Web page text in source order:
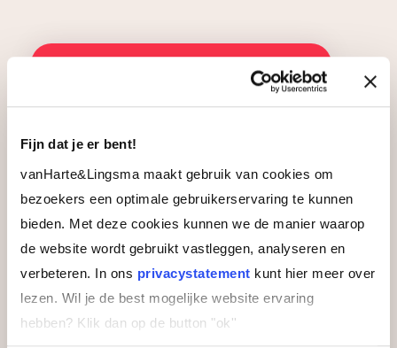
Fijn dat je er bent!
vanHarte&Lingsma maakt gebruik van cookies om
bezoekers een optimale gebruikerservaring te kunnen
bieden. Met deze cookies kunnen we de manier waarop
de website wordt gebruikt vastleggen, analyseren en
verbeteren. In ons privacystatement kunt hier meer over
lezen. Wil je de best mogelijke website ervaring
hebben? Klik dan op de button "ok''
Leidinggeven aan
verandering
Zet jouw organisatie succesvol in
beweging
7 dagen
3 modules
Bekijk training